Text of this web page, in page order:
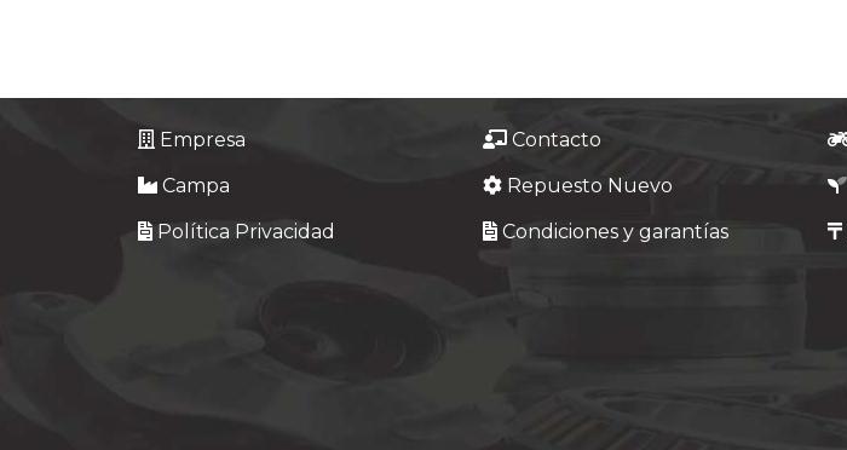
Empresa Contacto
Campa
Repuesto Nuevo
Política Privacidad
Condiciones y garantías